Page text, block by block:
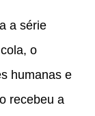
a série
o
humanas e
recebeu a